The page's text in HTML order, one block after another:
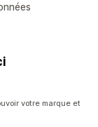
votre marque et